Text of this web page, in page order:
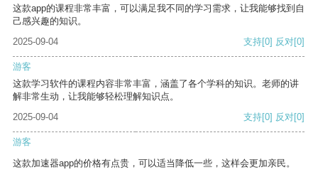
这款app的课程非常丰富，可以满足我不同的学习需求，让我能够找到自
己感兴趣的知识。
2025-09-04
支持[0] 反对[0]
游客
这款学习软件的课程内容非常丰富，涵盖了各个学科的知识。老师的讲
解非常生动，让我能够轻松理解知识点。
2025-09-04
支持[0] 反对[0]
游客
这款加速器app的价格有点贵，可以适当降低一些，这样会更加亲民。